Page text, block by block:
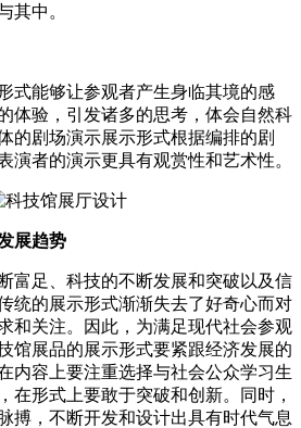
其中。
式能够让参观者产生身临其境的感
体验，引发诸多的思考，体会自然科
的剧场演示展示形式根据编排的剧
演者的演示更具有观赏性和艺术性。
展趋势
富足、科技的不断发展和突破以及信
统的展示形式渐渐失去了好奇心而对
和关注。因此，为满足现代社会参观
馆展品的展示形式要紧跟经济发展的
内容上要注重选择与社会公众学习生
在形式上要敢于突破和创新。同时，
搏，不断开发和设计出具有时代气息